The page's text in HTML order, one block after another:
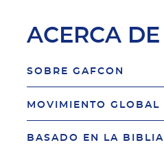
ACERCA DE
SOBRE GAFCON
MOVIMIENTO GLOBAL
BASADO EN LA BIBLIA